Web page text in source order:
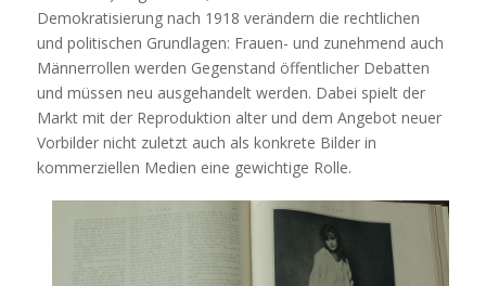
Demokratisierung nach 1918 verändern die rechtlichen
und politischen Grundlagen: Frauen- und zunehmend auch
Männerrollen werden Gegenstand öffentlicher Debatten
und müssen neu ausgehandelt werden. Dabei spielt der
Markt mit der Reproduktion alter und dem Angebot neuer
Vorbilder nicht zuletzt auch als konkrete Bilder in
kommerziellen Medien eine gewichtige Rolle.